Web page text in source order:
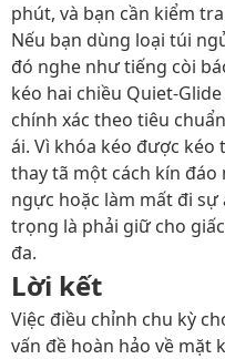
phút, và bạn cần kiểm
Nếu bạn dùng loại túi
đó nghe như tiếng còi
kéo hai chiều Quiet-
chính xác theo tiêu
ái. Vì khóa kéo được
thay tã một cách kín
ngực hoặc làm mất đi
trọng là phải giữ cho
đa.
Lời kết
Việc điều chỉnh chu kỳ
vấn đề hoàn hảo về mặt